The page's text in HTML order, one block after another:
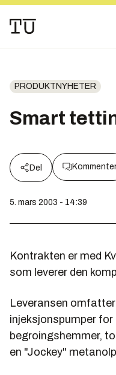
PRODUKTNYHETER
Smart
Del Kommenter
5. mars 2003 - 14:39
Kontrakten er med
som leverer den
Leveransen
injeksjonspumper
begroingshemmer,
en "Jockey"